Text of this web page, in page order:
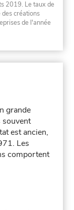
2019. Le taux de
créations
de l'année
grande
souvent
est ancien,
Les
comportent